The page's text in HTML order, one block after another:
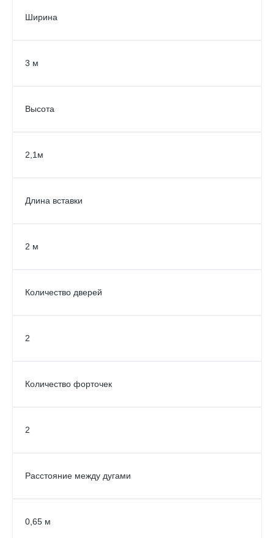
Ширина
3 м
Высота
2,1м
Длина вставки
2 м
Количество дверей
2
Количество форточек
2
Расстояние между дугами
0,65 м